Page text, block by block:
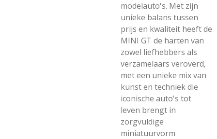
modelauto's. Met zijn
unieke balans tussen
prijs en kwaliteit heeft de
MINI GT de harten van
zowel liefhebbers als
verzamelaars veroverd,
met een unieke mix van
kunst en techniek die
iconische auto's tot
leven brengt in
zorgvuldige
miniatuurvorm